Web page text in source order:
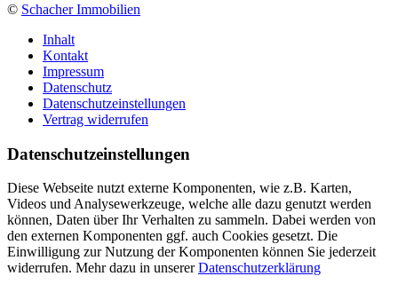
© Schacher Immobilien
Inhalt
Kontakt
Impressum
Datenschutz
Datenschutzeinstellungen
Vertrag widerrufen
Daten­schutz­ein­stellungen
Diese Webseite nutzt externe Komponenten, wie z.B. Karten,
Videos und Analysewerkzeuge, welche alle dazu genutzt werden
können, Daten über Ihr Verhalten zu sammeln. Dabei werden von
den externen Komponenten ggf. auch Cookies gesetzt. Die
Einwilligung zur Nutzung der Komponenten können Sie jederzeit
widerrufen. Mehr dazu in unsererDatenschutzerklärung